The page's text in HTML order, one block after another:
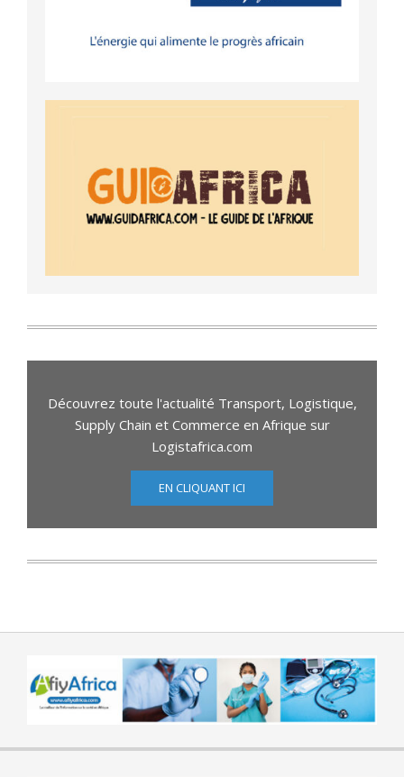
Découvrez toute l'actualité Transport, Logistique,
Supply Chain et Commerce en Afrique sur
Logistafrica.com
EN CLIQUANT ICI